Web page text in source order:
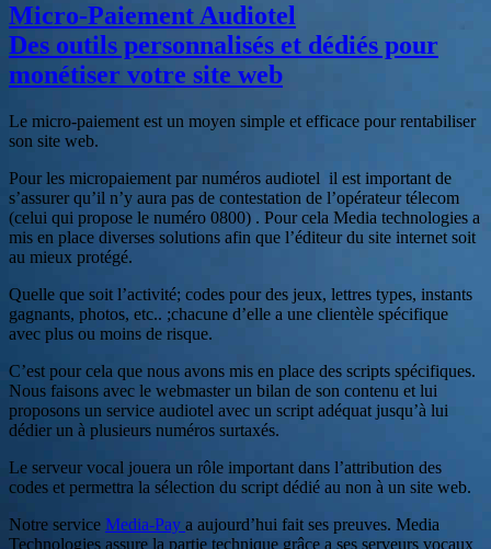
numéros
spéciaux
(08) »
–
La
numéros
spéciaux
Micro-Paiement Audiotel
Des outils personnalisés et dédiés pour
monétiser votre site web
Le micro-paiement est un moyen simple et efficace pour rentabiliser
son site web.
Pour les micropaiement par numéros audiotel il est important de
s’assurer qu’il n’y aura pas de contestation de l’opérateur télecom
(celui qui propose le numéro 0800) . Pour cela Media technologies a
mis en place diverses solutions afin que l’éditeur du site internet soit
au mieux protégé.
Quelle que soit l’activité; codes pour des jeux, lettres types, instants
gagnants, photos, etc.. ;chacune d’elle a une clientèle spécifique
avec plus ou moins de risque.
C’est pour cela que nous avons mis en place des scripts spécifiques.
Nous faisons avec le webmaster un bilan de son contenu et lui
proposons un service audiotel avec un script adéquat jusqu’à lui
dédier un à plusieurs numéros surtaxés.
Le serveur vocal jouera un rôle important dans l’attribution des
codes et permettra la sélection du script dédié au non à un site web.
Notre service Media-Pay a aujourd’hui fait ses preuves. Media
Technologies assure la partie technique grâce a ses serveurs vocaux